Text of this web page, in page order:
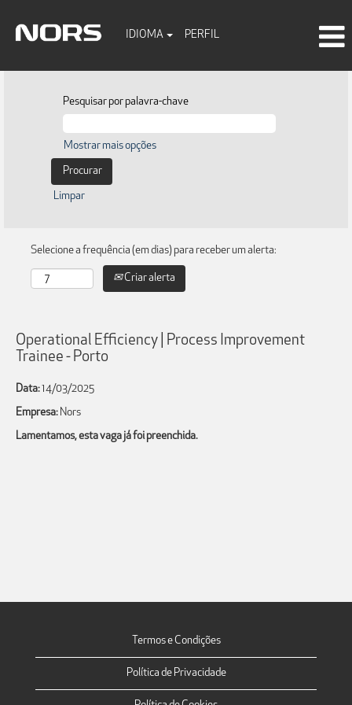
IDIOMA PERFIL
Pesquisar por palavra-chave
Mostrar mais opções
Limpar
Selecione a frequência (em dias) para receber um alerta:
Criar alerta
Operational Efficiency | Process Improvement
Trainee - Porto
Data:14/03/2025
Empresa: Nors
Lamentamos, esta vaga já foi preenchida.
Termos e Condições
Política de Privacidade